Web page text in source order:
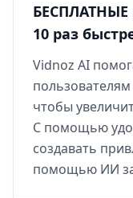
10 раз
Vidnoz AI
чтобы
С помощью
создавать
помощью ИИ за